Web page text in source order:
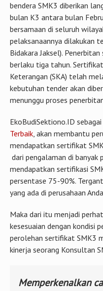
Persentase 85-100%
Tungkatan Transisi 166
Persentase 0-59%
Persentase 60-84%
Persentase 85-100%
bendera SMK3 diberikan
bersamaan di seluruh
pelaksanaannya dilakukan
Bidakara Jaksel).
berlaku tiga tahun.
Keterangan (SKA) telah
kebutuhan tender akan
menunggu proses
EkoBudiSektiono.ID
Terbaik, akan membantu
mendapatkan sertifikat
dari pengalaman di banyak
persentase 75-90%.